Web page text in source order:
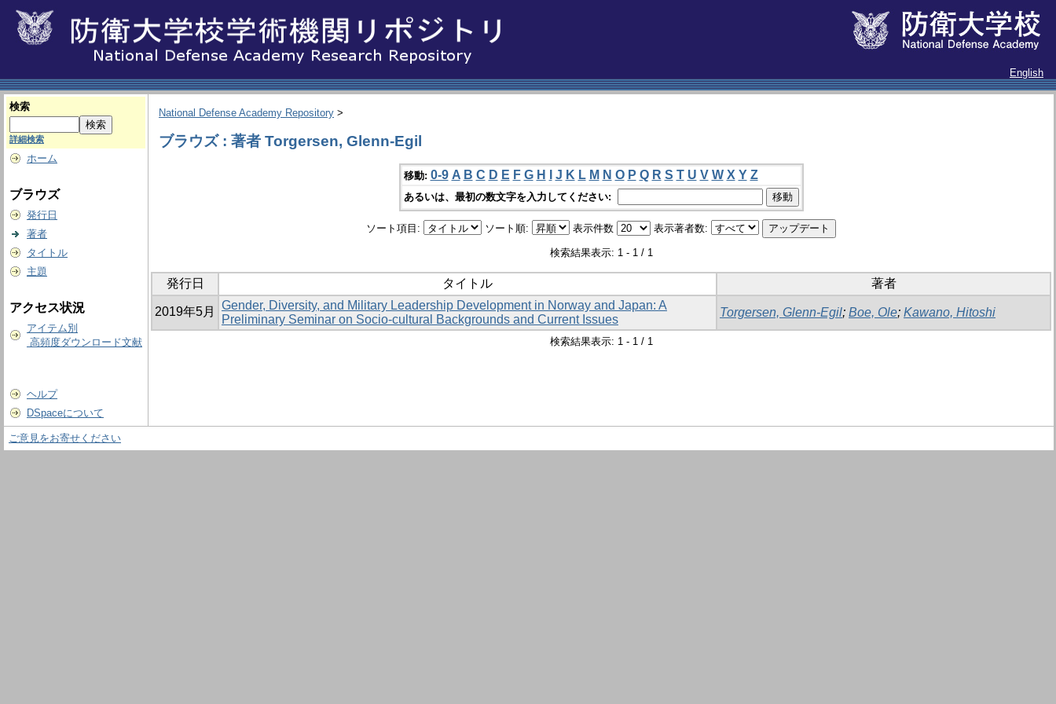
English
検索
詳細検索
ホーム
ブラウズ
発行日
著者
タイトル
主題
アクセス状況
アイテム別
高頻度ダウンロード文献
ヘルプ
DSpaceについて
National Defense Academy Repository >
ブラウズ : 著者 Torgersen, Glenn-Egil
移動: 0-9 A B C D E F G H J K L M N O P Q R S T U V W X Y Z
あるいは、最初の数文字を入力してください:
ソート項目: ソート順: 表示件数 表示著者数:
検索結果表示: 1 - 1 / 1
発行日 タイトル 著者
2019年5月
Gender, Diversity, and Military Leadership Development in Norway and Japan: A
Preliminary Seminar on Socio-cultural Backgrounds and Current Issues
Torgersen, Glenn-Egil; Boe, Ole; Kawano, Hitoshi
検索結果表示: 1 - 1 / 1
ご意見をお寄せください